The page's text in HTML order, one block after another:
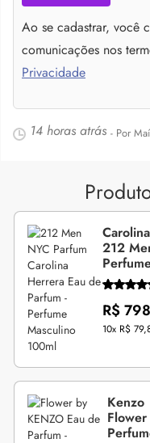
Ao se cadastrar, você
comunicações nos
Privacidade
14 horas atrás - Por
212
R$
10x R$
Kenzo